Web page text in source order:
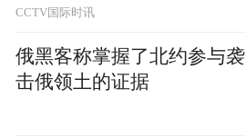
CCTV国际时讯
俄黑客称掌握了北约参与袭
击俄领土的证据